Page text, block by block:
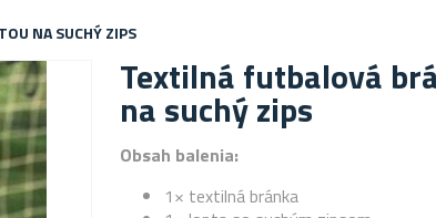
NA SUCHÝ ZIPS
Textilná futbalová
na suchý zips
Obsah balenia:
1× textilná bránka